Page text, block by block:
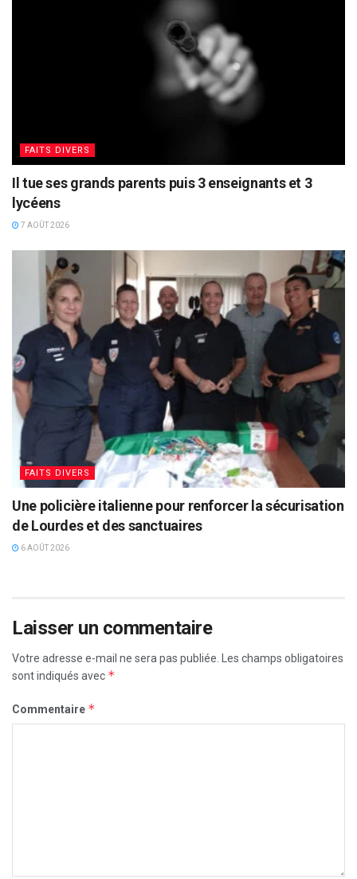
FAITS DIVERS
Il tue ses grands parents puis 3 enseignants et 3
lycéens
7 AOÛT 2026
FAITS DIVERS
Une policière italienne pour renforcer la sécurisation
de Lourdes et des sanctuaires
6 AOÛT 2026
Laisser un commentaire
Votre adresse e-mail ne sera pas publiée. Les champs obligatoires
sont indiqués avec *
Commentaire *